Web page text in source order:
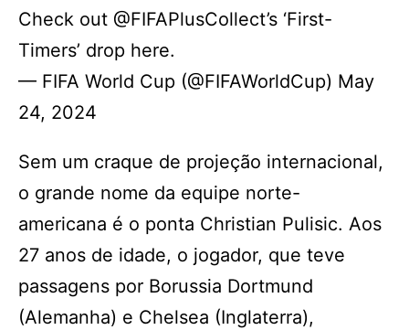
Check out @FIFAPlusCollect’s ‘First-
Timers’ drop here.
— FIFA World Cup (@FIFAWorldCup) May
24, 2024
Sem um craque de projeção internacional,
o grande nome da equipe norte-
americana é o ponta Christian Pulisic. Aos
27 anos de idade, o jogador, que teve
passagens por Borussia Dortmund
(Alemanha) e Chelsea (Inglaterra),